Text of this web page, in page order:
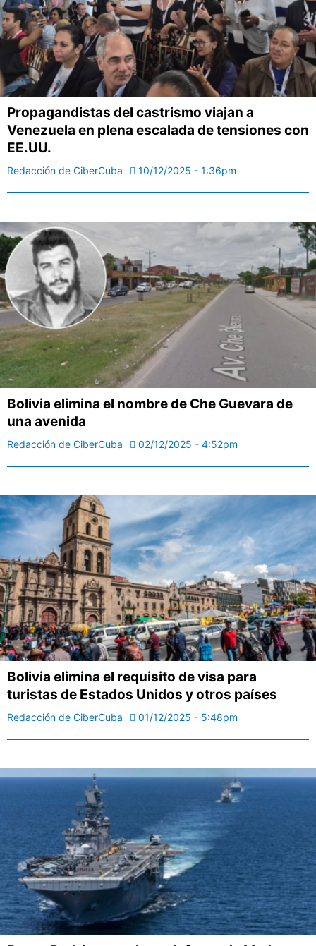
Propagandistas del castrismo viajan a
Venezuela en plena escalada de tensiones con
EE.UU.
Redacción de CiberCuba 10/12/2025 - 1:36pm
Bolivia elimina el nombre de Che Guevara de
una avenida
Redacción de CiberCuba 02/12/2025 - 4:52pm
Bolivia elimina el requisito de visa para
turistas de Estados Unidos y otros países
Redacción de CiberCuba 01/12/2025 - 5:48pm